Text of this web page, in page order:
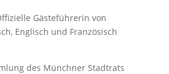
Gästeführerin von
Englisch und Französisch
des Münchner Stadtrats